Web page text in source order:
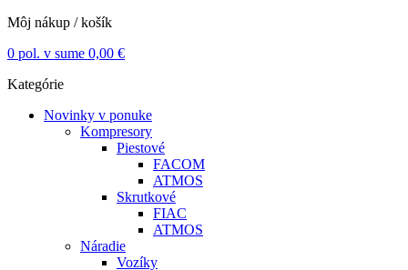
Môj nákup / košík
0 pol. v sume 0,00 €
Kategórie
Novinky v ponuke
Kompresory
Piestové
FACOM
ATMOS
Skrutkové
FIAC
ATMOS
Náradie
Vozíky